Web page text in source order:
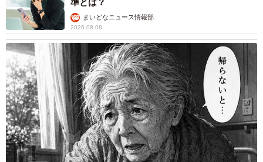
まいどなニュース情報部
2026.08.08